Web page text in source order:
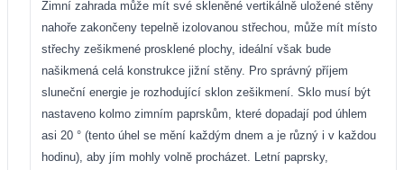
Zimní zahrada může mít své skleněné vertikálně uložené stěny
nahoře zakončeny tepelně izolovanou střechou, může mít místo
střechy zešikmené prosklené plochy, ideální však bude
našikmená celá konstrukce jižní stěny. Pro správný příjem
sluneční energie je rozhodující sklon zešikmení. Sklo musí být
nastaveno kolmo zimním paprskům, které dopadají pod úhlem
asi 20 ° (tento úhel se mění každým dnem a je různý i v každou
hodinu), aby jím mohly volně procházet. Letní paprsky,